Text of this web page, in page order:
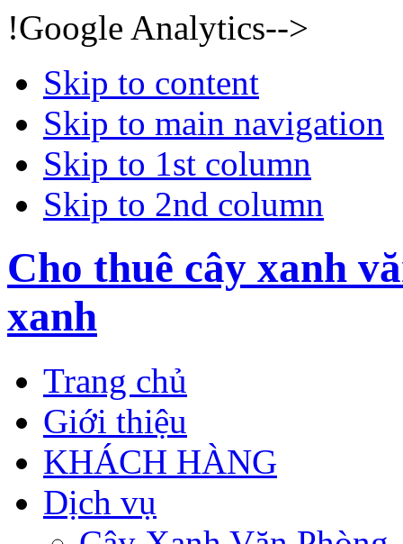
!Google Analytics-->
Skip to content
Skip to main navigation
Skip to 1st column
Skip to 2nd column
Cho thuê cây xanh
xanh
Trang chủ
Giới thiệu
KHÁCH HÀNG
Dịch vụ